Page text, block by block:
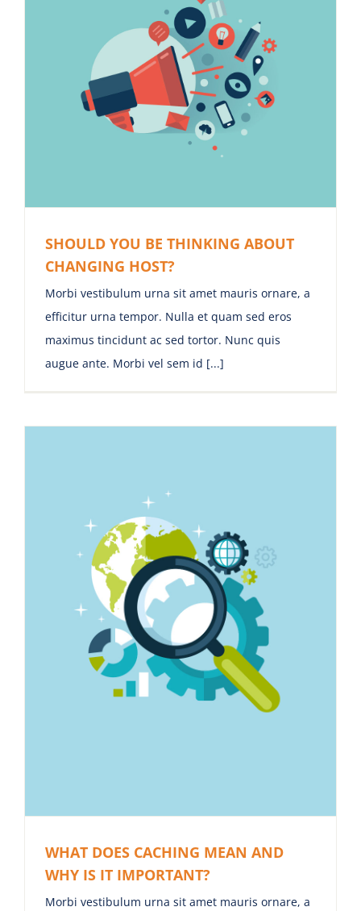
SHOULD YOU BE THINKING ABOUT
CHANGING HOST?
Morbi vestibulum urna sit amet mauris ornare, a
efficitur urna tempor. Nulla et quam sed eros
maximus tincidunt ac sed tortor. Nunc quis
augue ante. Morbi vel sem id [...]
WHAT DOES CACHING MEAN AND
WHY IS IT IMPORTANT?
Morbi vestibulum urna sit amet mauris ornare, a